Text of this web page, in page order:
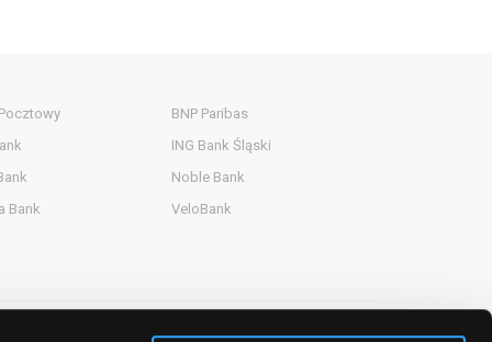
BNP Paribas
ING Bank Śląski
Noble Bank
Bank
VeloBank